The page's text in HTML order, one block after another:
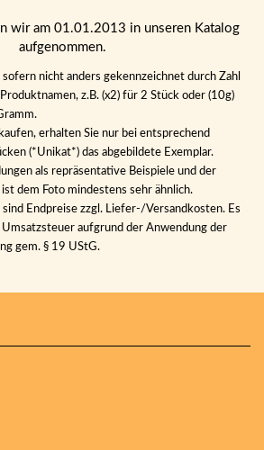
wir am 01.01.2013 in unseren Katalog
aufgenommen.
nicht anders gekennzeichnet durch Zahl
z.B. (x2) für 2 Stück oder (10g)
erhalten Sie nur bei entsprechend
(*Unikat*) das abgebildete Exemplar.
als repräsentative Beispiele und der
dem Foto mindestens sehr ähnlich.
Endpreise zzgl. Liefer-/Versandkosten. Es
aufgrund der Anwendung der
gem. § 19 UStG.